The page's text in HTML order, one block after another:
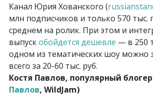
Канал Юрия Хованского (
млн подписчиков и только 570 тыс.
среднем на ролик. При этом и
выпускобойдется дешевле — в 250
одном из тематических шоу можно
всего за 20-60 тыс. руб.
Костя Павлов, популярный
Павлов, WildJam)